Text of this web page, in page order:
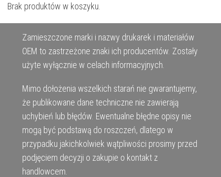
Brak produktów w koszyku.
Zamieszczone marki i nazwy drukarek i materiałów
OEM to zastrzeżone znaki ich producentów. Zostały
użyte wyłącznie w celach informacyjnych.
Mimo dołożenia wszelkich starań nie gwarantujemy,
że publikowane dane techniczne nie zawierają
uchybień lub błędów. Ewentualne błędne opisy nie
mogą być podstawą do roszczeń, dlatego w
przypadku jakichkolwiek wątpliwości prosimy przed
podjęciem decyzji o zakupie o kontakt z
handlowcem.